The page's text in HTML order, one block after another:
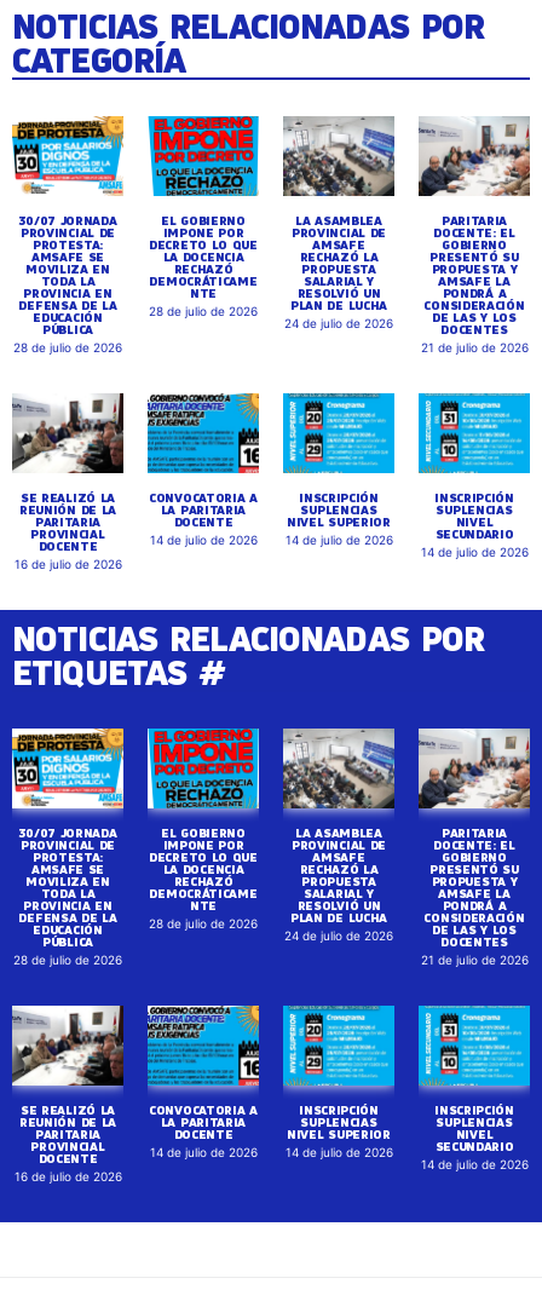
NOTICIAS RELACIONADAS POR
CATEGORÍA
30/07 JORNADA
PROVINCIAL DE
PROTESTA:
AMSAFE SE
MOVILIZA EN
TODA LA
PROVINCIA EN
DEFENSA DE LA
EDUCACIÓN
PÚBLICA
28 de julio de 2026
EL GOBIERNO
IMPONE POR
DECRETO LO QUE
LA DOCENCIA
RECHAZÓ
DEMOCRÁTICAME
NTE
28 de julio de 2026
LA ASAMBLEA
PROVINCIAL DE
AMSAFE
RECHAZÓ LA
PROPUESTA
SALARIAL Y
RESOLVIÓ UN
PLAN DE LUCHA
24 de julio de 2026
PARITARIA
DOCENTE: EL
GOBIERNO
PRESENTÓ SU
PROPUESTA Y
AMSAFE LA
PONDRÁ A
CONSIDERACIÓN
DE LAS Y LOS
DOCENTES
21 de julio de 2026
SE REALIZÓ LA
REUNIÓN DE LA
PARITARIA
PROVINCIAL
DOCENTE
16 de julio de 2026
CONVOCATORIA A
LA PARITARIA
DOCENTE
14 de julio de 2026
INSCRIPCIÓN
SUPLENCIAS
NIVEL SUPERIOR
14 de julio de 2026
INSCRIPCIÓN
SUPLENCIAS
NIVEL
SECUNDARIO
14 de julio de 2026
NOTICIAS RELACIONADAS POR
ETIQUETAS #
30/07 JORNADA
PROVINCIAL DE
PROTESTA:
AMSAFE SE
MOVILIZA EN
TODA LA
PROVINCIA EN
DEFENSA DE LA
EDUCACIÓN
PÚBLICA
28 de julio de 2026
EL GOBIERNO
IMPONE POR
DECRETO LO QUE
LA DOCENCIA
RECHAZÓ
DEMOCRÁTICAME
NTE
28 de julio de 2026
LA ASAMBLEA
PROVINCIAL DE
AMSAFE
RECHAZÓ LA
PROPUESTA
SALARIAL Y
RESOLVIÓ UN
PLAN DE LUCHA
24 de julio de 2026
PARITARIA
DOCENTE: EL
GOBIERNO
PRESENTÓ SU
PROPUESTA Y
AMSAFE LA
PONDRÁ A
CONSIDERACIÓN
DE LAS Y LOS
DOCENTES
21 de julio de 2026
SE REALIZÓ LA
REUNIÓN DE LA
PARITARIA
PROVINCIAL
DOCENTE
16 de julio de 2026
CONVOCATORIA A
LA PARITARIA
DOCENTE
14 de julio de 2026
INSCRIPCIÓN
SUPLENCIAS
NIVEL SUPERIOR
14 de julio de 2026
INSCRIPCIÓN
SUPLENCIAS
NIVEL
SECUNDARIO
14 de julio de 2026